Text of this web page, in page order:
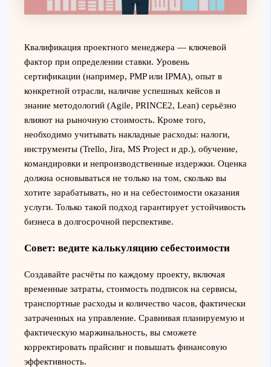
Квалификация проектного менеджера — ключевой
фактор при определении ставки. Уровень
сертификации (например, PMP или IPMA), опыт в
конкретной отрасли, наличие успешных кейсов и
знание методологий (Agile, PRINCE2, Lean) серьёзно
влияют на рыночную стоимость. Кроме того,
необходимо учитывать накладные расходы: налоги,
инструменты (Trello, Jira, MS Project и др.), обучение,
командировки и непроизводственные издержки. Оценка
должна основываться не только на том, сколько вы
хотите зарабатывать, но и на себестоимости оказания
услуги. Только такой подход гарантирует устойчивость
бизнеса в долгосрочной перспективе.
Совет: ведите калькуляцию себестоимости
Создавайте расчёты по каждому проекту, включая
временные затраты, стоимость подписок на сервисы,
транспортные расходы и количество часов, фактически
затраченных на управление. Сравнивая планируемую и
фактическую маржинальность, вы сможете
корректировать прайсинг и повышать финансовую
эффективность.